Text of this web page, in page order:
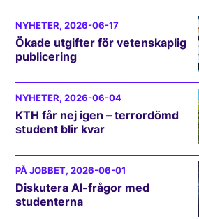
NYHETER, 2026-06-17
Ökade utgifter för vetenskaplig
publicering
NYHETER, 2026-06-04
KTH får nej igen – terrordömd
student blir kvar
PÅ JOBBET, 2026-06-01
Diskutera AI-frågor med
studenterna